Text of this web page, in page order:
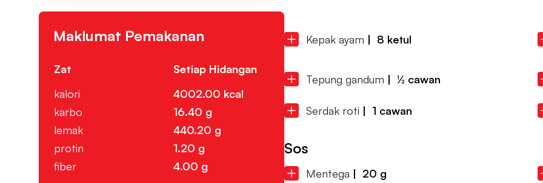
Maklumat Pemakanan
Zat
Setiap Hidangan
kalori
4002.00 kcal
karbo
16.40 g
lemak
440.20 g
protin
1.20 g
fiber
4.00 g
Kepak ayam | 8 ketul
Tepung gandum | ½ cawan
Serdak roti | 1 cawan
Sos
Mentega | 20 g